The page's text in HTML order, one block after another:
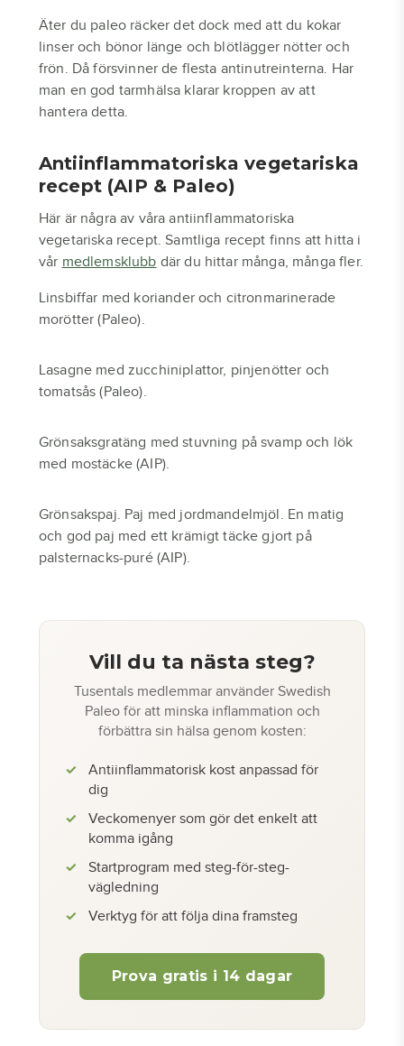
Äter du paleo räcker det dock med att du kokar
linser och bönor länge och blötlägger nötter och
frön. Då försvinner de flesta antinutreinterna. Har
man en god tarmhälsa klarar kroppen av att
hantera detta.
Antiinflammatoriska vegetariska
recept (AIP & Paleo)
Här är några av våra antiinflammatoriska
vegetariska recept. Samtliga recept finns att hitta i
vår medlemsklubb där du hittar många, många fler.
Linsbiffar med koriander och citronmarinerade
morötter (Paleo).
Lasagne med zucchiniplattor, pinjenötter och
tomatsås (Paleo).
Grönsaksgratäng med stuvning på svamp och lök
med mostäcke (AIP).
Grönsakspaj. Paj med jordmandelmjöl. En matig
och god paj med ett krämigt täcke gjort på
palsternacks-puré (AIP).
Vill du ta nästa steg?
Tusentals medlemmar använder Swedish
Paleo för att minska inflammation och
förbättra sin hälsa genom kosten:
Antiinflammatorisk kost anpassad för
dig
Veckomenyer som gör det enkelt att
komma igång
Startprogram med steg-för-steg-
vägledning
Verktyg för att följa dina framsteg
Prova gratis i 14 dagar